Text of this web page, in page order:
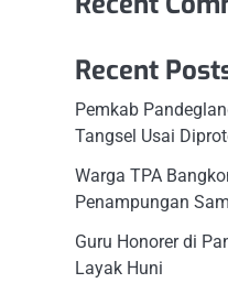
Recent
Pemkab
Tangsel Usai
Warga TPA
Penampungan
Guru Honorer di
Layak Huni